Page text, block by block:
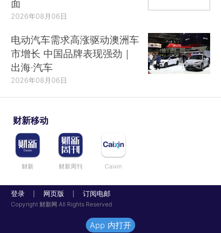
面
2026年08月06日
电动汽车需求高涨驱动澳洲车
市增长 中国品牌表现强劲｜
出海·汽车
2026年08月06日
财新移动
财新 财新周刊 Caixin
登录 网页版 订阅电邮
Copyright 财新网 All Rights Reserved
App 内打开